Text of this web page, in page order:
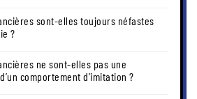
sont-elles toujours néfastes
?
ne sont-elles pas une
comportement d’imitation ?